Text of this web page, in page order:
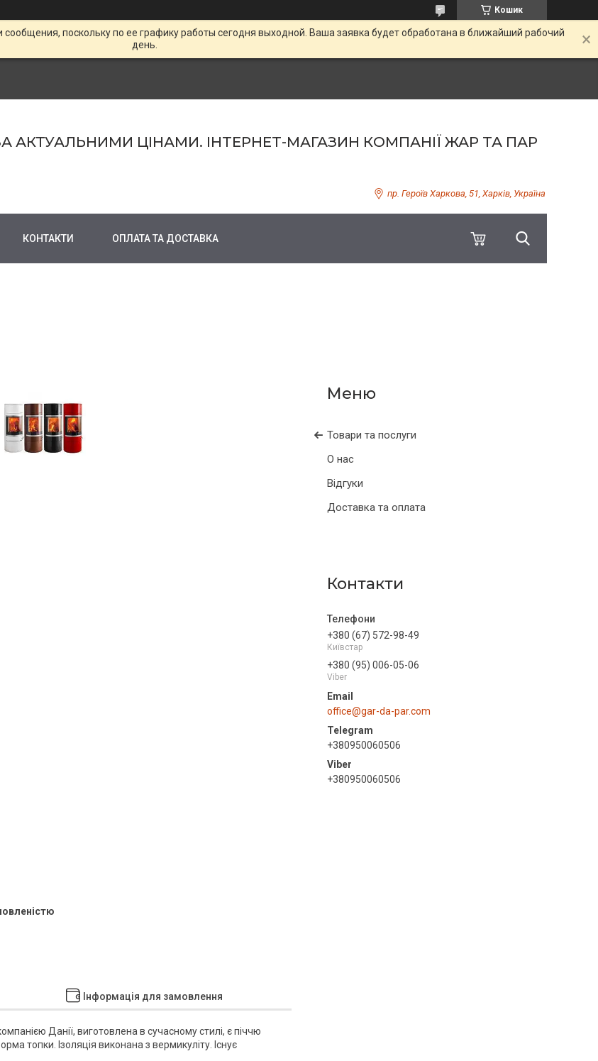
Кошик
поскольку по ее графику работы сегодня выходной. Ваша заявка будет обработана в ближайший рабочий
день.
АКТУАЛЬНИМИ ЦІНАМИ. ІНТЕРНЕТ-МАГАЗИН КОМПАНІЇ ЖАР ТА ПАР
пр. Героїв Харкова, 51, Харків, Україна
КОНТАКТИ ОПЛАТА ТА ДОСТАВКА
Товари та послуги
О нас
Відгуки
Доставка та оплата
Контакти
+380 (67) 572-98-49
Київстар
+380 (95) 006-05-06
Viber
office@gar-da-par.com
+380950060506
+380950060506
Інформація для замовлення
Данії, виготовлена в сучасному стилі, є піччю
топки. Ізоляція виконана з вермикуліту. Існує